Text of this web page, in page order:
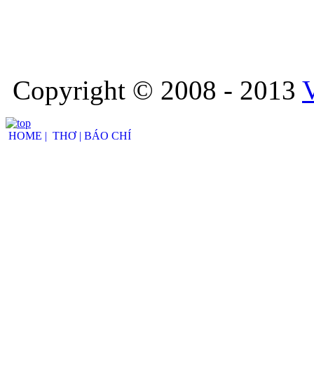
Copyright © 2008 - 2013
HOME | THƠ | BÁO CHÍ